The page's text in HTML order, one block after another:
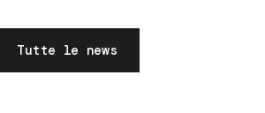
Tutte le news